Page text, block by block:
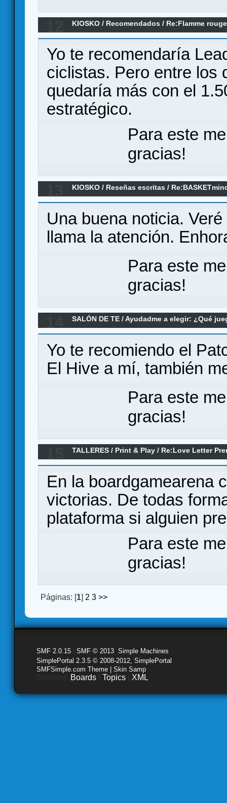
KIOSKO / Recomendados / Re:Flamme
Yo te recomendaría
ciclistas. Pero entre los
quedaría más con el
estratégico.
Para este
gracias!
KIOSKO / Reseñas escritas /
Una buena noticia.
llama la atención.
Para este
gracias!
SALÓN DE TE /Ayudadme a elegir: ¿Qué
para "enganchar" a la pareja
Yo te recomiendo el
El Hive a mí, también
Para este
gracias!
TALLERES / Print & Play / Re:Love Letter
En la boardgamearena
victorias. De todas
plataforma si alguien
Para este
gracias!
Páginas: [1] 2 3 >>
SMF 2.0.15 SMF © 2013 Simple Machines
SimplePortal 2.3.5 © 2008-2012, SimplePortal
SMFSimple.com Theme | Skin Samp
Boards Topics XML